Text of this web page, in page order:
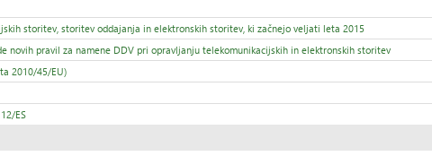
storitev, storitev oddajanja in elektronskih storitev, ki začnejo veljati leta 2015
novih pravil za namene DDV pri opravljanju telekomunikacijskih in elektronskih storitev
2010/45/EU)
ES